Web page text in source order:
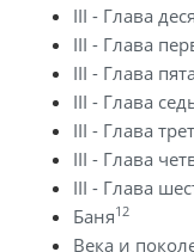
III - Глава
III - Глава
III - Глава
III - Глава
III - Глава
III - Глава
III - Глава
Баня12
Века и